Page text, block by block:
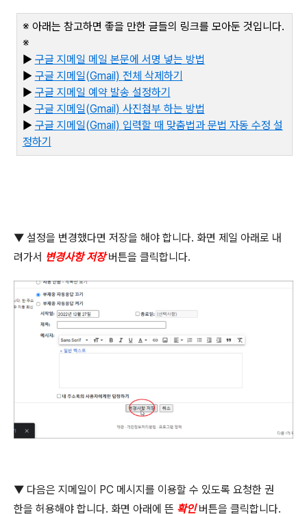
※ 아래는 참고하면 좋을 만한 글들의 링크를 모아둔 것입니다.
※
▶ 구글 지메일 메일 본문에 서명 넣는 방법
▶ 구글 지메일(Gmail) 전체 삭제하기
▶ 구글 지메일 예약 발송 설정하기
▶ 구글 지메일(Gmail) 사진첨부 하는 방법
▶ 구글 지메일(Gmail) 입력할 때 맞춤법과 문법 자동 수정 설
정하기
▼ 설정을 변경했다면 저장을 해야 합니다. 화면 제일 아래로 내
려가서 변경사항 저장 버튼을 클릭합니다.
▼ 다음은 지메일이 PC 메시지를 이용할 수 있도록 요청한 권
한을 허용해야 합니다. 화면 아래에 뜬 확인 버튼을 클릭합니다.